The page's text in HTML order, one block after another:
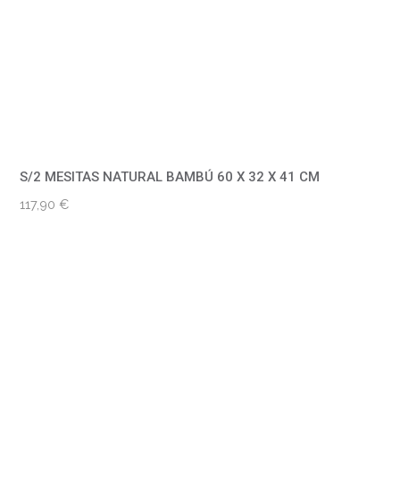
S/2 MESITAS NATURAL BAMBÚ 60 X 32 X 41 CM
117,90€